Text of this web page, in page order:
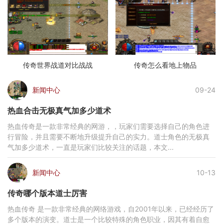
传奇世界战道对比战战 传奇怎么看地上物品
新闻中心 09-24
热血合击无极真气加多少道术
热血传奇是一款非常经典的网游，，玩家们需要选择自己的角色进
行冒险，并且需要不断地升级提升自己的实力。道士角色的无极真
气加多少道术，一直是玩家们比较关注的话题，本文...
新闻中心 10-13
传奇哪个版本道士厉害
热血传奇 是一款非常经典的网络游戏，自2001年以来，已经经历了
多个版本的演变。道士是一个比较特殊的角色职业，因其有着自愈